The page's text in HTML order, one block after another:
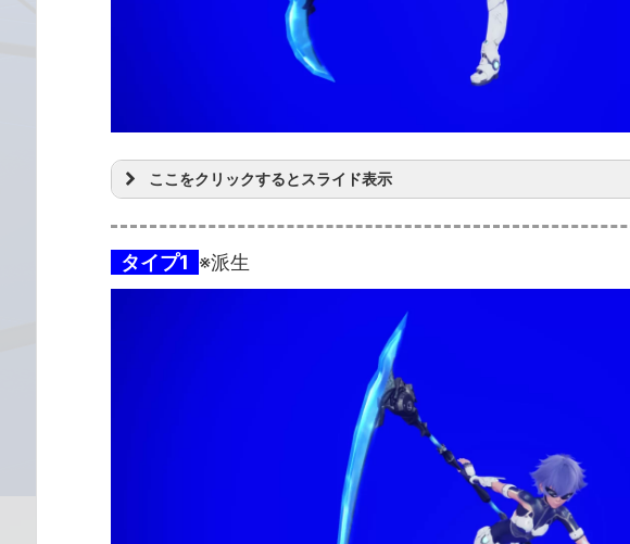
ここをクリックするとスライド表示
タイプ1 ※派生